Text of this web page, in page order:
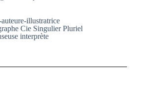
illustratrice
Cie Singulier Pluriel
interprète